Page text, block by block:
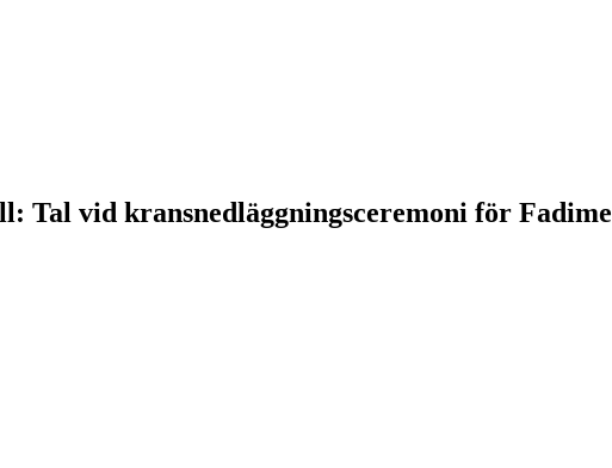
Tal vid kransnedläggningsceremoni för Fadime